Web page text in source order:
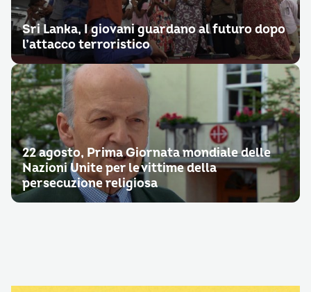
Sri Lanka, I giovani guardano al futuro dopo
l’attacco terroristico
22 agosto, Prima Giornata mondiale delle
Nazioni Unite per le vittime della
persecuzione religiosa